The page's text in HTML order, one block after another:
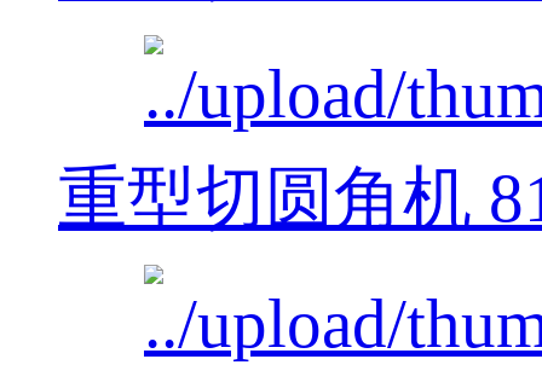
重型切圆角机